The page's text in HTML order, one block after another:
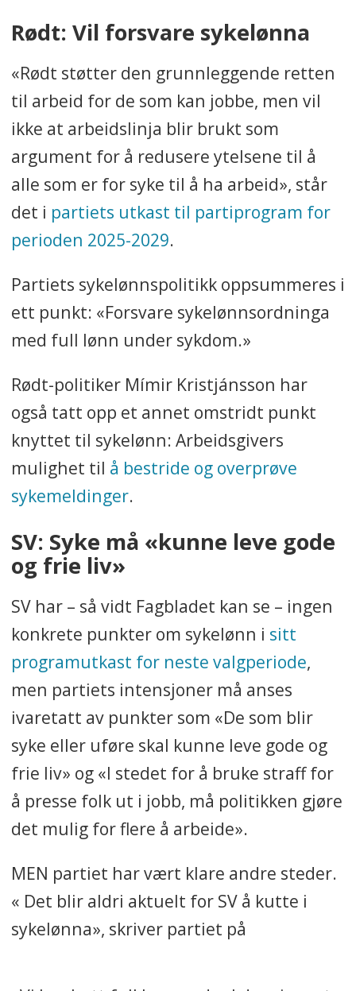
Rødt: Vil forsvare sykelønna
«Rødt støtter den grunnleggende retten
til arbeid for de som kan jobbe, men vil
ikke at arbeidslinja blir brukt som
argument for å redusere ytelsene til å
alle som er for syke til å ha arbeid», står
det i partiets utkast til partiprogram for
perioden 2025-2029.
Partiets sykelønnspolitikk oppsummeres i
ett punkt: «Forsvare sykelønnsordninga
med full lønn under sykdom.»
Rødt-politiker Mímir Kristjánsson har
også tatt opp et annet omstridt punkt
knyttet til sykelønn: Arbeidsgivers
mulighet til å bestride og overprøve
sykemeldinger.
SV: Syke må «kunne leve gode
og frie liv»
SV har – så vidt Fagbladet kan se – ingen
konkrete punkter om sykelønn i sitt
programutkast for neste valgperiode,
men partiets intensjoner må anses
ivaretatt av punkter som «De som blir
syke eller uføre skal kunne leve gode og
frie liv» og «I stedet for å bruke straff for
å presse folk ut i jobb, må politikken gjøre
det mulig for flere å arbeide».
MEN partiet har vært klare andre steder.
« Det blir aldri aktuelt for SV å kutte i
sykelønna», skriver partiet på